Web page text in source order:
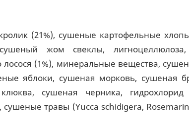
(21%), сушеные картофельные
жом свеклы,
(1%), минеральные вещества,
яблоки, сушеная морковь, сушеная
сушеная черника, гидрохлорид
сушеные травы (Yucca schidigera,